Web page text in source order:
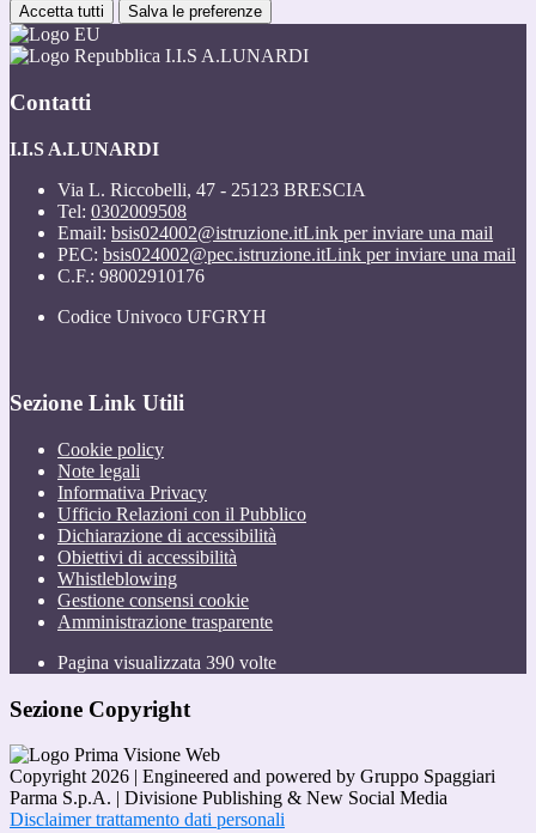
Accetta tutti Salva le preferenze
I.I.S A.LUNARDI
Contatti
I.I.S A.LUNARDI
Via L. Riccobelli, 47 - 25123 BRESCIA
Tel: 0302009508
Email: bsis024002@istruzione.itLink per inviare una mail
PEC: bsis024002@pec.istruzione.itLink per inviare una mail
C.F.: 98002910176
Codice Univoco UFGRYH
Sezione Link Utili
Cookie policy
Note legali
Informativa Privacy
Ufficio Relazioni con il Pubblico
Dichiarazione di accessibilità
Obiettivi di accessibilità
Whistleblowing
Gestione consensi cookie
Amministrazione trasparente
Pagina visualizzata 390 volte
Sezione Copyright
Copyright 2026 | Engineered and powered by Gruppo Spaggiari
Parma S.p.A. | Divisione Publishing & New Social Media
Disclaimer trattamento dati personali